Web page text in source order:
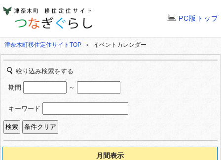
PC版トップ
津奈木町移住定住サイトTOP ＞ イベントカレンダー
絞り込み検索をする
期間 ～
キーワード
月間表示